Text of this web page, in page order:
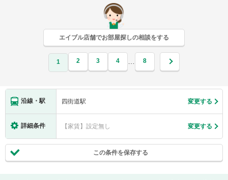
エイブル店舗でお部屋探しの相談をする
1 2 3 4 … 8
沿線・駅 四街道駅 変更する
詳細条件 【家賃】設定無し 変更する
この条件を保存する